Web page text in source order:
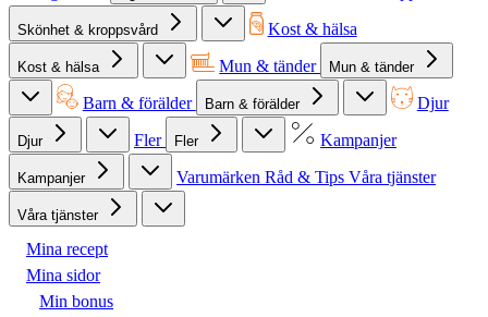
Skönhet & kroppsvård Kost & hälsa
Kost & hälsa Mun & tänder Mun & tänder
Barn & förälder Barn & förälder Djur
Djur Fler Fler Kampanjer
Kampanjer Varumärken Råd & Tips Våra tjänster
Våra tjänster
Mina recept
Mina sidor
Min bonus